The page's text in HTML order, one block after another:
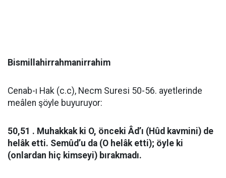
Bismillahirrahmanirrahim
Cenab-ı Hak (c.c), Necm Suresi 50-56. ayetlerinde
meâlen şöyle buyuruyor:
50,51 . Muhakkak ki O, önceki Âd’ı (Hûd kavmini) de
helâk etti. Semûd’u da (O helâk etti); öyle ki
(onlardan hiç kimseyi) bırakmadı.